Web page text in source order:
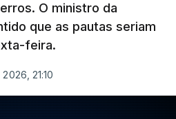
O ministro da
que as pautas seriam
feira.
21:10